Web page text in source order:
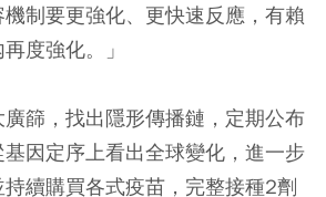
制要更強化、更快速反應，有賴
度強化。」
篩，找出隱形傳播鏈，定期公布
因定序上看出全球變化，進一步
續購買各式疫苗，完整接種2劑